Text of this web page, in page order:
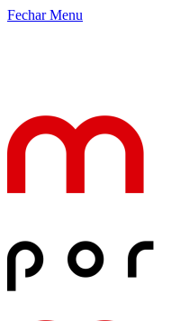
Fechar Menu